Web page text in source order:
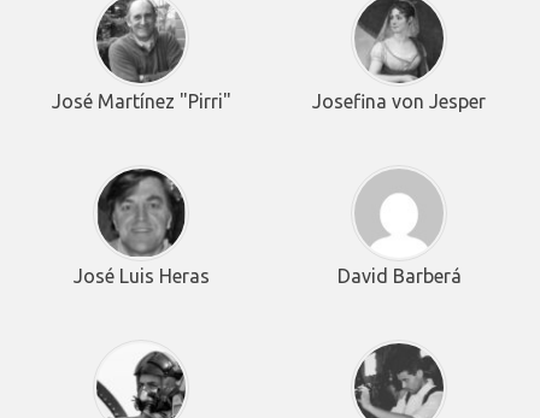
José Martínez "Pirri" Josefina von Jesper
José Luis Heras David Barberá